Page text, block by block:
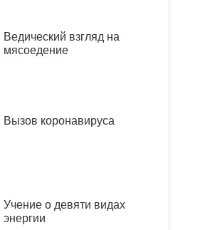
Ведический взгляд на
мясоедение
Вызов коронавируса
Учение о девяти видах
энергии